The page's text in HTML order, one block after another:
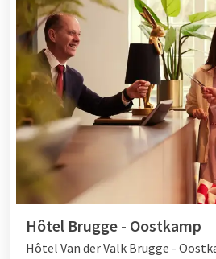
Hôtel Brugge - Oostkamp
Hôtel Van der Valk Brugge -